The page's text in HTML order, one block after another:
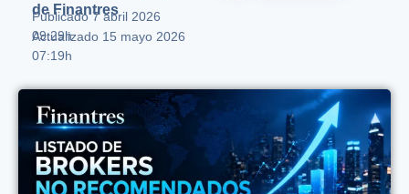
de Finantres
Publicado 7 abril 2026
09:29h
Actualizado 15 mayo 2026
07:19h